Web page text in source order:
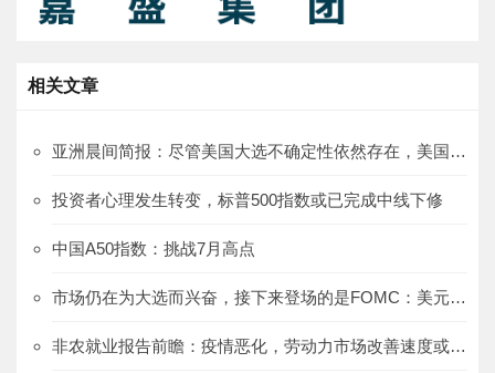
相关文章
亚洲晨间简报：尽管美国大选不确定性依然存在，美国股市继续上涨
投资者心理发生转变，标普500指数或已完成中线下修
中国A50指数：挑战7月高点
市场仍在为大选而兴奋，接下来登场的是FOMC：美元/日元、澳元/日元、欧元/日元
非农就业报告前瞻：疫情恶化，劳动力市场改善速度或放慢